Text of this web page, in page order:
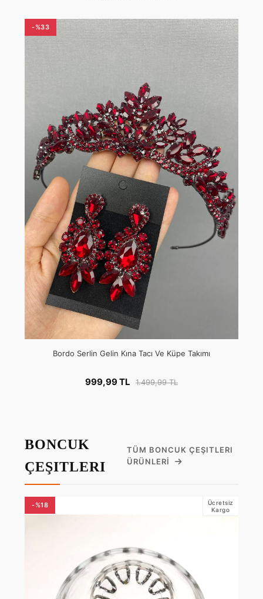
-%33
Bordo Serlin Gelin Kına Tacı Ve Küpe Takımı
999,99 TL 1.499,99 TL
BONCUK
ÇEŞITLERI
TÜM BONCUK ÇEŞITLERI
ÜRÜNLERI
-%18
Ücretsiz
Kargo